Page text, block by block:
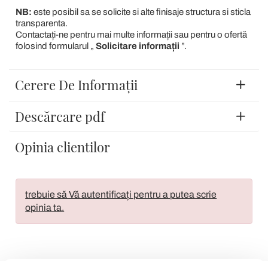
NB: este posibil sa se solicite si alte finisaje structura si sticla
transparenta.
Contactați-ne pentru mai multe informații sau pentru o ofertă
folosind formularul „ Solicitare informații ”.
Cerere De Informații
Descărcare pdf
Opinia clientilor
trebuie să Vă autentificați pentru a putea scrie
opinia ta.